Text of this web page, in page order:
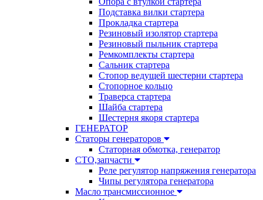
Подставка вилки стартера
Прокладка стартера
Резиновый изолятор стартера
Резиновый пыльник стартера
Ремкомплекты стартера
Сальник стартера
Стопор ведущей шестерни стартера
Стопорное кольцо
Траверса стартера
Шайба стартера
Шестерня якоря стартера
ГЕНЕРАТОР
Статоры генераторов
Статорная обмотка, генератор
СТО,запчасти
Реле регулятор напряжения генератора
Чипы регулятора генератора
Масло трансмиссионное